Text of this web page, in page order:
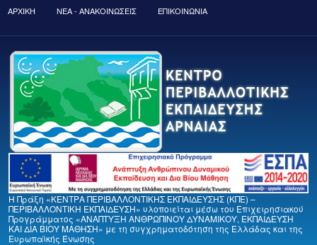
ΑΡΧΙΚΉ ΝΈΑ - ΑΝΑΚΟΙΝΏΣΕΙΣ ΕΠΙΚΟΙΝΩΝΙΑ
Η Πράξη «ΚΕΝΤΡΑ ΠΕΡΙΒΑΛΛΟΝΤΙΚΗΣ ΕΚΠΑΙΔΕΥΣΗΣ (ΚΠΕ) –
ΠΕΡΙΒΑΛΛΟΝΤΙΚΗ ΕΚΠΑΙΔΕΥΣΗ» υλοποιείται μέσω του Επιχειρησιακού
Προγράμματος «ΑΝΑΠΤΥΞΗ ΑΝΘΡΩΠΙΝΟΥ ΔΥΝΑΜΙΚΟΥ, ΕΚΠΑΙΔΕΥΣΗ
ΚΑΙ ΔΙΑ ΒΙΟΥ ΜΑΘΗΣΗ» με τη συγχρηματοδότηση της Ελλάδας και της
Ευρωπαϊκής Ένωσης